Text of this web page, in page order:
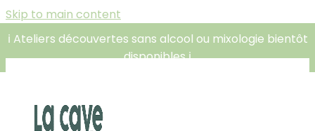
Skip to main content
ℹ️ Ateliers découvertes sans alcool ou mixologie bientôt
disponibles ℹ️